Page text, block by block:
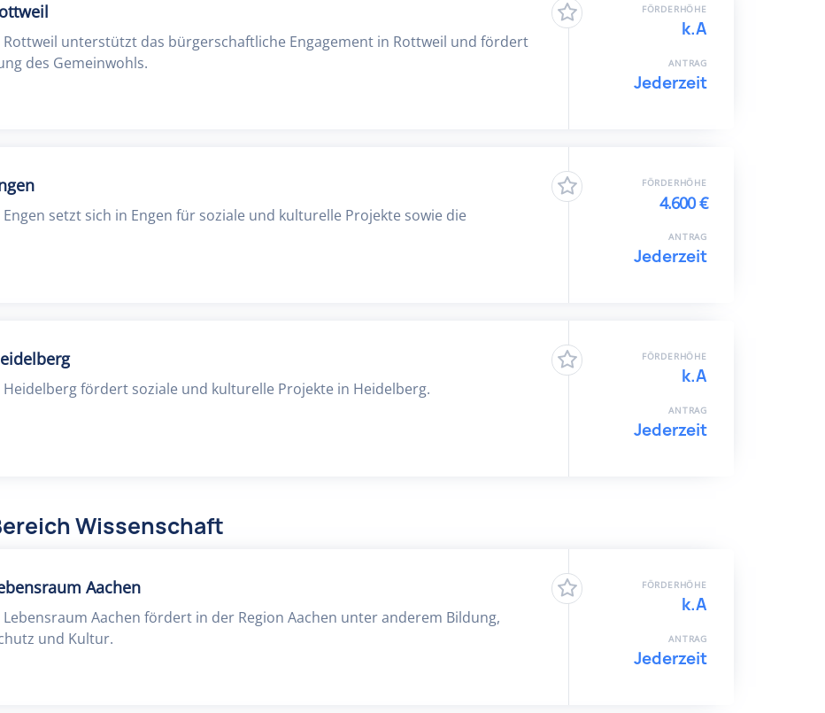
unterstützt das bürgerschaftliche Engagement in Rottweil und fördert
des Gemeinwohls.
FÖRDERHÖHE
k.A
ANTRAG
Jederzeit
setzt sich in Engen für soziale und kulturelle Projekte sowie die
FÖRDERHÖHE
4.600 €
ANTRAG
Jederzeit
fördert soziale und kulturelle Projekte in Heidelberg.
FÖRDERHÖHE
k.A
ANTRAG
Jederzeit
Wissenschaft
Aachen
Aachen fördert in der Region Aachen unter anderem Bildung,
und Kultur.
FÖRDERHÖHE
k.A
ANTRAG
Jederzeit